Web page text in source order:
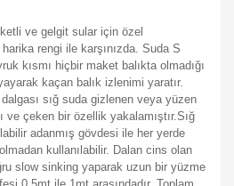
ve gelgit sular için özel
rengi ile karşınızda. Suda S
kısmı hiçbir maket balıkta olmadığı
kaçan balık izlenimi yaratır.
sığ suda gizlenen veya yüzen
ve çeken bir özellik yakalamıştır.Sığ
adanmış gövdesi ile her yerde
kullanılabilir. Dalan cins olan
slow sinking yaparak uzun bir yüzme